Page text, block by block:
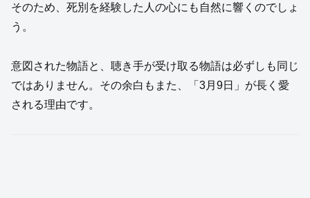
そのため、死別を経験した人の心にも自然に響くのでしょ
う。
意図された物語と、聴き手が受け取る物語は必ずしも同じ
ではありません。その余白もまた、「3月9日」が長く愛
される理由です。